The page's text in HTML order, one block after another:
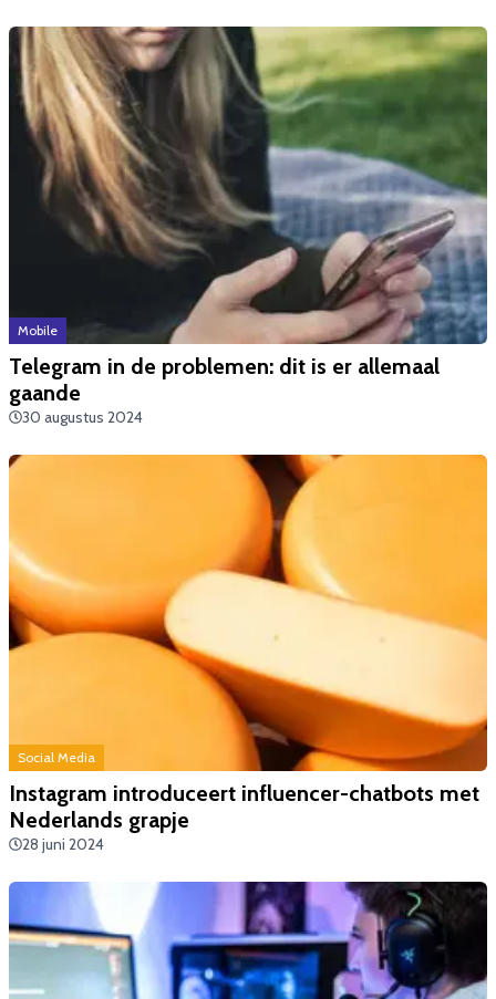
Mobile
Telegram in de problemen: dit is er allemaal
gaande
30 augustus 2024
Social Media
Instagram introduceert influencer-chatbots met
Nederlands grapje
28 juni 2024